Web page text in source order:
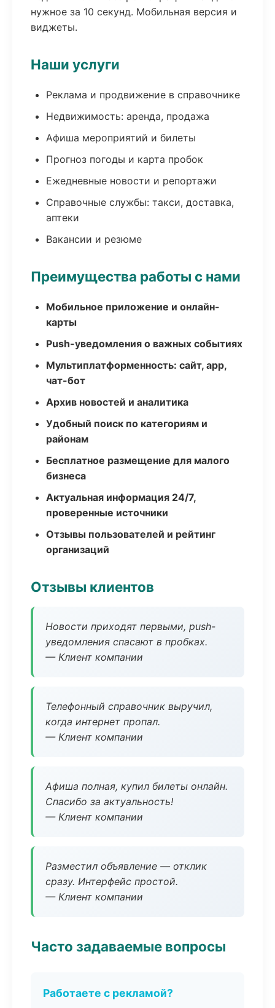
нужное за 10 секунд. Мобильная версия и
виджеты.
Наши услуги
Реклама и продвижение в справочнике
Недвижимость: аренда, продажа
Афиша мероприятий и билеты
Прогноз погоды и карта пробок
Ежедневные новости и репортажи
Справочные службы: такси, доставка,
аптеки
Вакансии и резюме
Преимущества работы с нами
Мобильное приложение и онлайн-
карты
Push-уведомления о важных событиях
Мультиплатформенность: сайт, app,
чат-бот
Архив новостей и аналитика
Удобный поиск по категориям и
районам
Бесплатное размещение для малого
бизнеса
Актуальная информация 24/7,
проверенные источники
Отзывы пользователей и рейтинг
организаций
Отзывы клиентов
Новости приходят первыми, push-
уведомления спасают в пробках.
— Клиент компании
Телефонный справочник выручил,
когда интернет пропал.
— Клиент компании
Афиша полная, купил билеты онлайн.
Спасибо за актуальность!
— Клиент компании
Разместил объявление — отклик
сразу. Интерфейс простой.
— Клиент компании
Часто задаваемые вопросы
Работаете с рекламой?